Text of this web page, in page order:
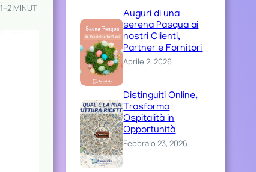
1–2 MINUTI
Auguri di una
serena Pasqua ai
nostri Clienti,
Partner e Fornitori
Aprile 2, 2026
Distinguiti Online,
Trasforma
Ospitalità in
Opportunità
Febbraio 23, 2026